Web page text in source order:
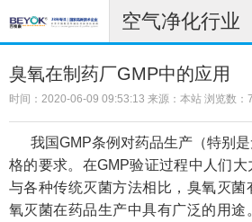
空气净化行业
臭氧在制药厂GMP中的应用
时间：2020-06-09 09:53:13 来源：本站 浏览数：
我国GMP条例对药品生产（特别是
格的要求。在GMP验证过程中人们大
与各种传统灭菌方法相比，臭氧灭菌
氧灭菌在药品生产中具有广泛的用途